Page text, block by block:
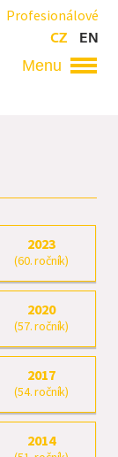
Profesionálové
CZ
EN
2023
(60. ročník)
2020
(57. ročník)
2017
(54. ročník)
2014